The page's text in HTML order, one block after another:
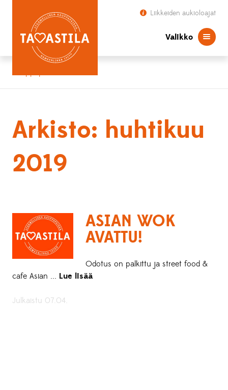
Liikkeiden aukioloajat
Valikko
Arkisto: huhtikuu
2019
ASIAN WOK
AVATTU!
Odotus on palkittu ja street food &
cafe Asian ... Lue lisää
Julkaistu 07.04.